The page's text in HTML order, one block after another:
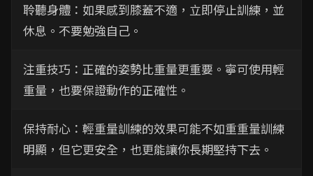
聆聽身體：如果感到膝蓋不適，立即停止訓練，並
休息。不要勉強自己。
注重技巧：正確的姿勢比重量更重要。寧可使用輕
重量，也要保證動作的正確性。
保持耐心：輕重量訓練的效果可能不如重重量訓練
明顯，但它更安全，也更能讓你長期堅持下去。